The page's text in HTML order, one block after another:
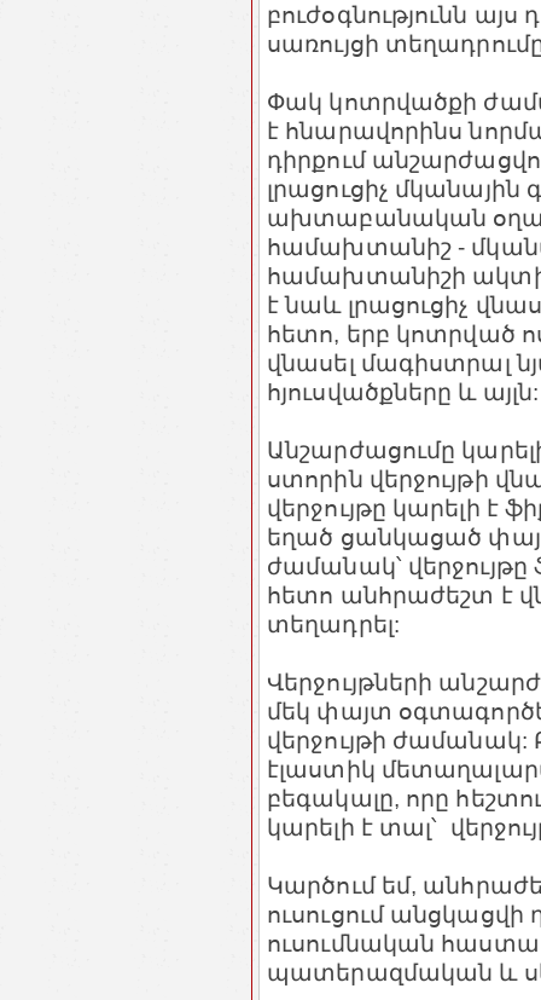
բուժօգնությունն
սառույցի
Փակ կոտրվածքի
է հնարավորինս
դիրքում
լրացուցիչ
ախտաբանական
համախտանիշ -
համախտանիշի
է նաև լրացուցիչ
հետո, երբ կոտրված
վնասել մագիստրալ
հյուսվածքները և այլն:
Անշարժացումը
ստորին վերջույթի
վերջույթը կարելի է
եղած ցանկացած
ժամանակ՝ վերջույթը
հետո անհրաժեշտ է
տեղադրել:
Վերջույթների
մեկ փայտ
վերջույթի ժամանակ:
էլաստիկ
բեգակալը, որը
կարելի է տալ՝
Կարծում եմ,
ուսուցում անցկացվի
ուսումնական
պատերազմական և